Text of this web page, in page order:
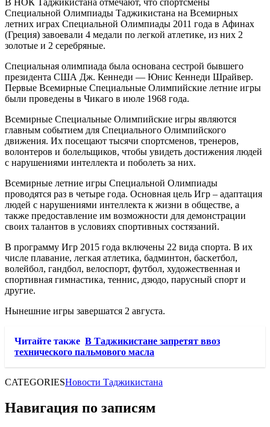
Специальной Олимпиады Таджикистана на Всемирных
летних играх Специальной Олимпиады 2011 года в Афинах
(Греция) завоевали 4 медали по легкой атлетике, из них 2
золотые и 2 серебряные.
Специальная олимпиада была основана сестрой бывшего
президента США Дж. Кеннеди — Юнис Кеннеди Шрайвер.
Первые Всемирные Специальные Олимпийские летние игры
были проведены в Чикаго в июле 1968 года.
Всемирные Специальные Олимпийские игры являются
главным событием для Специального Олимпийского
движения. Их посещают тысячи спортсменов, тренеров,
волонтеров и болельщиков, чтобы увидеть достижения людей
с нарушениями интеллекта и поболеть за них.
Всемирные летние игры Специальной Олимпиады
проводятся раз в четыре года. Основная цель Игр – адаптация
людей с нарушениями интеллекта к жизни в обществе, а
также предоставление им возможности для демонстрации
своих талантов в условиях спортивных состязаний.
В программу Игр 2015 года включены 22 вида спорта. В их
числе плавание, легкая атлетика, бадминтон, баскетбол,
волейбол, гандбол, велоспорт, футбол, художественная и
спортивная гимнастика, теннис, дзюдо, парусный спорт и
другие.
Нынешние игры завершатся 2 августа.
Читайте также В Таджикистане запретят ввоз
технического пальмового масла
CATEGORIESНовости Таджикистана
Навигация по записям